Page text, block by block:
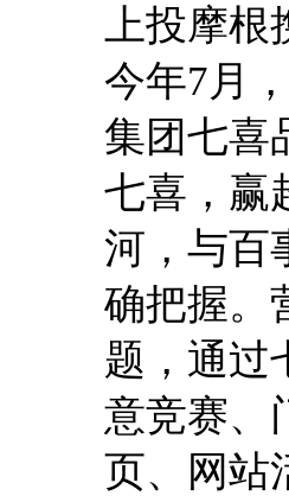
上投摩根
今年7月
集团七喜
七喜，赢
河，与百
确把握。
题，通过
意竞赛、
页、网站